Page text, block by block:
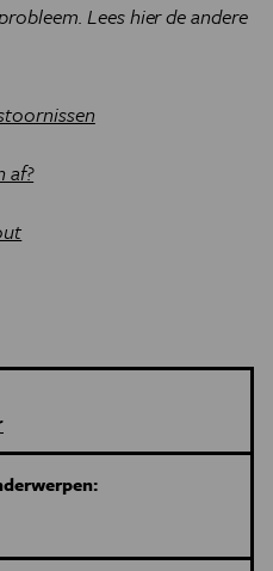
Lees hier de andere
af?